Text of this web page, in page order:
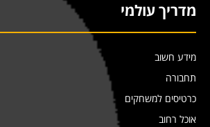
מדריך עולמי
מידע חשוב
תחבורה
כרטיסים למשחקים
אוכל רחוב